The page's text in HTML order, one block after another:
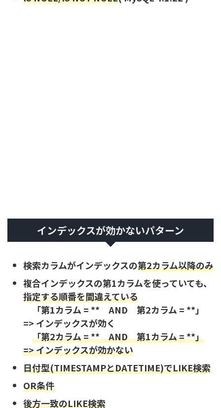
インデックスが効かないパターン
検索カラムがインデックスの第2カラム以降のみ
複合インデックスの第1カラムを使っていても、
指定する順番を間違えている
「第1カラム = ** AND 第2カラム = **」
=> インデックスが効く
「第2カラム = ** AND 第1カラム = **」
=> インデックスが効かない
日付型(TIMESTAMPとDATETIME)でLIKE検索
OR条件
後方一致のLIKE検索